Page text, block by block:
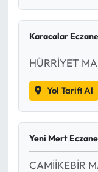
Karacalar
HÜRRİYET
Yol Tarifi Al
Yeni Mert
CAMİİKEBİR